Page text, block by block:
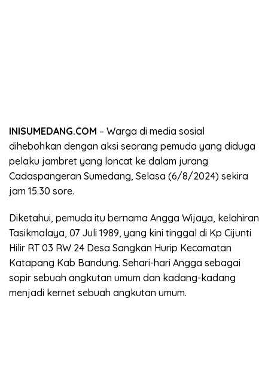
INISUMEDANG.COM – Warga di media sosial
dihebohkan dengan aksi seorang pemuda yang diduga
pelaku jambret yang loncat ke dalam jurang
Cadaspangeran Sumedang, Selasa (6/8/2024) sekira
jam 15.30 sore.
Diketahui, pemuda itu bernama Angga Wijaya, kelahiran
Tasikmalaya, 07 Juli 1989, yang kini tinggal di Kp Cijunti
Hilir RT 03 RW 24 Desa Sangkan Hurip Kecamatan
Katapang Kab Bandung. Sehari-hari Angga sebagai
sopir sebuah angkutan umum dan kadang-kadang
menjadi kernet sebuah angkutan umum.